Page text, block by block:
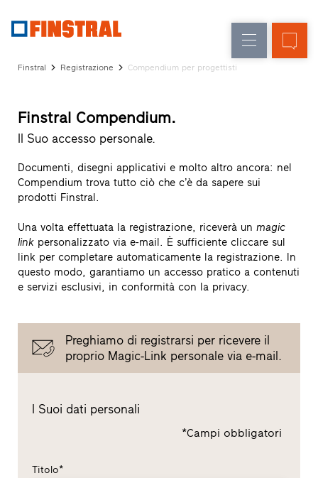
Pareti
vetrate
il
progettista
per
Partner
Finstral
rivenditori
Collegamenti
rapidi
Finstral Registrazione Compendium per progettisti
Finstral Compendium.
Il Suo accesso personale.
Documenti, disegni applicativi e molto altro ancora: nel
Compendium trova tutto ciò che c’è da sapere sui
prodotti Finstral.
Una volta effettuata la registrazione, riceverà un magic
linkpersonalizzato via e-mail. È sufficiente cliccare sul
link per completare automaticamente la registrazione. In
questo modo, garantiamo un accesso pratico a contenuti
e servizi esclusivi, in conformità con la privacy.
Preghiamo di registrarsi per ricevere il
proprio Magic-Link personale via e-mail.
I Suoi dati personali
*Campi obbligatori
Titolo*